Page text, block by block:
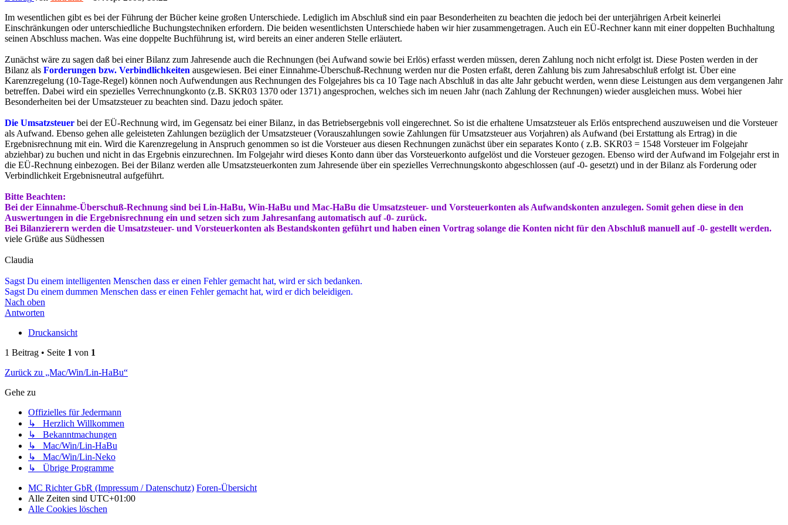
Im wesentlichen gibt es bei der Führung der Bücher keine großen Unterschiede. Lediglich im Abschluß sind ein paar Besonderheiten zu beachten die jedoch bei der unterjährigen Arbeit keinerlei
Einschränkungen oder unterschiedliche Buchungstechniken erfordern. Die beiden wesentlichsten Unterschiede haben wir hier zusammengetragen. Auch ein EÜ-Rechner kann mit einer doppelten Buchhaltung
seinen Abschluss machen. Was eine doppelte Buchführung ist, wird bereits an einer anderen Stelle erläutert.
Zunächst wäre zu sagen daß bei einer Bilanz zum Jahresende auch die Rechnungen (bei Aufwand sowie bei Erlös) erfasst werden müssen, deren Zahlung noch nicht erfolgt ist. Diese Posten werden in der
Bilanz als Forderungen bzw. Verbindlichkeiten ausgewiesen. Bei einer Einnahme-Überschuß-Rechnung werden nur die Posten erfaßt, deren Zahlung bis zum Jahresabschluß erfolgt ist. Über eine
Karenzregelung (10-Tage-Regel) können noch Aufwendungen aus Rechnungen des Folgejahres bis ca 10 Tage nach Abschluß in das alte Jahr gebucht werden, wenn diese Leistungen aus dem vergangenen Jahr
betreffen. Dabei wird ein spezielles Verrechnungkonto (z.B. SKR03 1370 oder 1371) angesprochen, welches sich im neuen Jahr (nach Zahlung der Rechnungen) wieder ausgleichen muss. Wobei hier
Besonderheiten bei der Umsatzsteuer zu beachten sind. Dazu jedoch später.
Die Umsatzsteuer bei der EÜ-Rechnung wird, im Gegensatz bei einer Bilanz, in das Betriebsergebnis voll eingerechnet. So ist die erhaltene Umsatzsteuer als Erlös entsprechend auszuweisen und die Vorsteuer
als Aufwand. Ebenso gehen alle geleisteten Zahlungen bezüglich der Umsatzsteuer (Vorauszahlungen sowie Zahlungen für Umsatzsteuer aus Vorjahren) als Aufwand (bei Erstattung als Ertrag) in die
Ergebnisrechnung mit ein. Wird die Karenzregelung in Anspruch genommen so ist die Vorsteuer aus diesen Rechnungen zunächst über ein separates Konto ( z.B. SKR03 = 1548 Vorsteuer im Folgejahr
abziehbar) zu buchen und nicht in das Ergebnis einzurechnen. Im Folgejahr wird dieses Konto dann über das Vorsteuerkonto aufgelöst und die Vorsteuer gezogen. Ebenso wird der Aufwand im Folgejahr erst in
die EÜ-Rechnung einbezogen. Bei der Bilanz werden alle Umsatzsteuerkonten zum Jahresende über ein spezielles Verrechnungskonto abgeschlossen (auf -0- gesetzt) und in der Bilanz als Forderung oder
Verbindlichkeit Ergebnisneutral aufgeführt.
Bitte Beachten:
Bei der Einnahme-Überschuß-Rechnung sind bei Lin-HaBu, Win-HaBu und Mac-HaBu die Umsatzsteuer- und Vorsteuerkonten als Aufwandskonten anzulegen. Somit gehen diese in den
Auswertungen in die Ergebnisrechnung ein und setzen sich zum Jahresanfang automatisch auf -0- zurück.
Bei Bilanzierern werden die Umsatzsteuer- und Vorsteuerkonten als Bestandskonten geführt und haben einen Vortrag solange die Konten nicht für den Abschluß manuell auf -0- gestellt werden.
viele Grüße aus Südhessen
Claudia
Sagst Du einem intelligenten Menschen dass er einen Fehler gemacht hat, wird er sich bedanken.
Sagst Du einem dummen Menschen dass er einen Fehler gemacht hat, wird er dich beleidigen.
Nach oben
Antworten
Druckansicht
1 Beitrag • Seite 1 von 1
Zurück zu „Mac/Win/Lin-HaBu“
Gehe zu
Offizielles für Jedermann
↳ Herzlich Willkommen
↳ Bekanntmachungen
↳ Mac/Win/Lin-HaBu
↳ Mac/Win/Lin-Neko
↳ Übrige Programme
MC Richter GbR (Impressum / Datenschutz) Foren-Übersicht
Alle Zeiten sind UTC+01:00
Alle Cookies löschen